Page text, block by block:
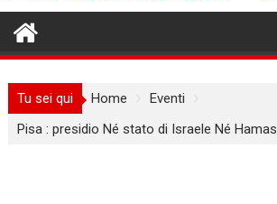
Tu sei qui Home
Eventi
Pisa : presidio Né stato di Israele Né Hamas